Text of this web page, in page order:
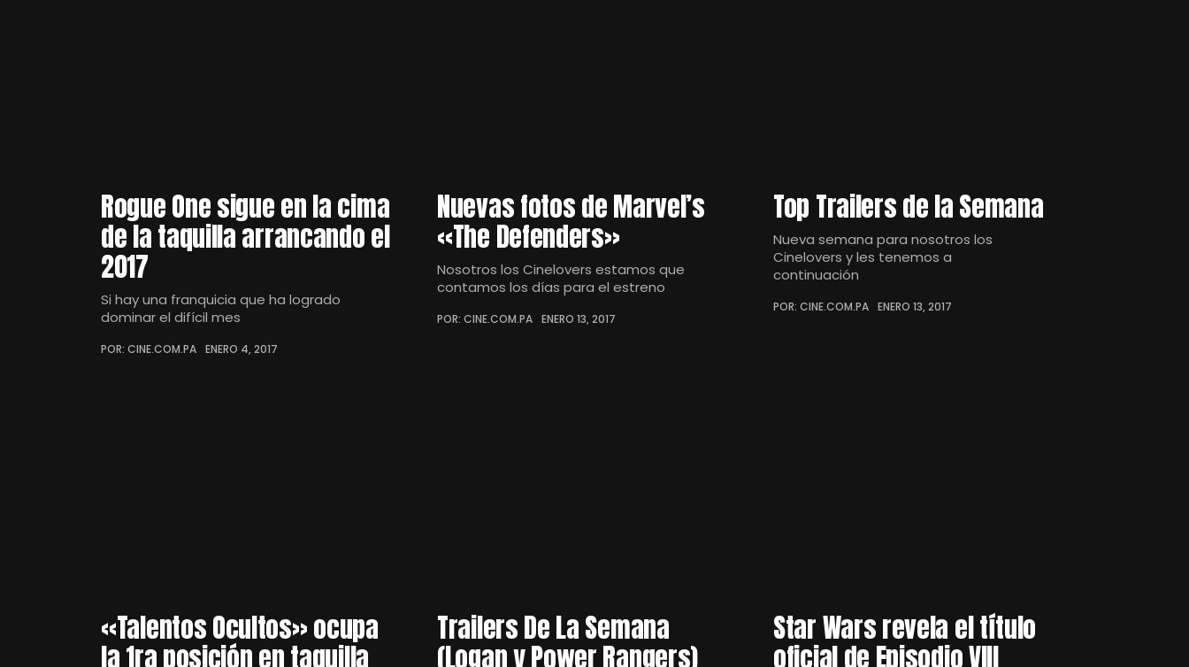
Rogue One sigue en la cima
de la taquilla arrancando el
2017
Si hay una franquicia que ha logrado
dominar el difícil mes
POR: CINE.COM.PA ENERO 4, 2017
Nuevas fotos de Marvel’s
«The Defenders»
Nosotros los Cinelovers estamos que
contamos los días para el estreno
POR: CINE.COM.PA ENERO 13, 2017
Top Trailers de la Semana
Nueva semana para nosotros los
Cinelovers y les tenemos a
continuación
POR: CINE.COM.PA ENERO 13, 2017
«Talentos Ocultos» ocupa
la 1ra posición en taquilla
Trailers De La Semana
(Logan y Power Rangers)
Star Wars revela el título
oficial de Episodio VIII